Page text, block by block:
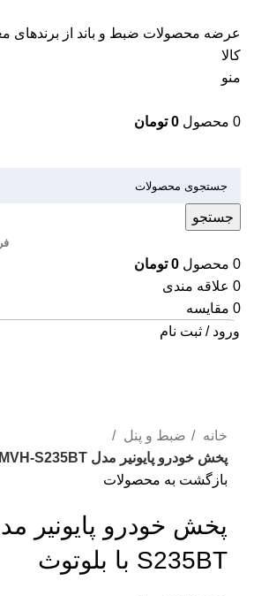
عرضه محصولات ضبط و باند از برندهای
کالا
منو
0 محصول 0 تومان
جستجو
0 محصول 0 تومان
0 علاقه مندی
0 مقایسه
ورود / ثبت نام
خانه
ضبط و پنل
پخش خودرو پایونیر مدل MVH-S235BT با بلوتوث
بازگشت به محصولات
S235BT با بلوتوث